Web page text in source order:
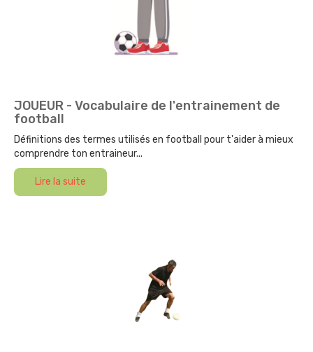
JOUEUR - Vocabulaire de l'entrainement de
football
Définitions des termes utilisés en football pour t'aider à mieux
comprendre ton entraineur...
Lire la suite